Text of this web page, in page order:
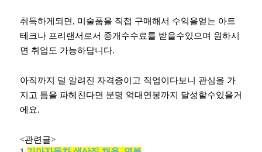
취득하게되면, 미술품을 직접 구매해서 수익을얻는 아트
테크나 프리랜서로서 중개수수료를 받을수있으며 원하시
면 취업도 가능하답니다.
아직까지 덜 알려진 자격증이고 직업이다보니 관심을 가
지고 틈을 파헤친다면 분명 억대연봉까지 달성할수있을거
에요.
<관련글>